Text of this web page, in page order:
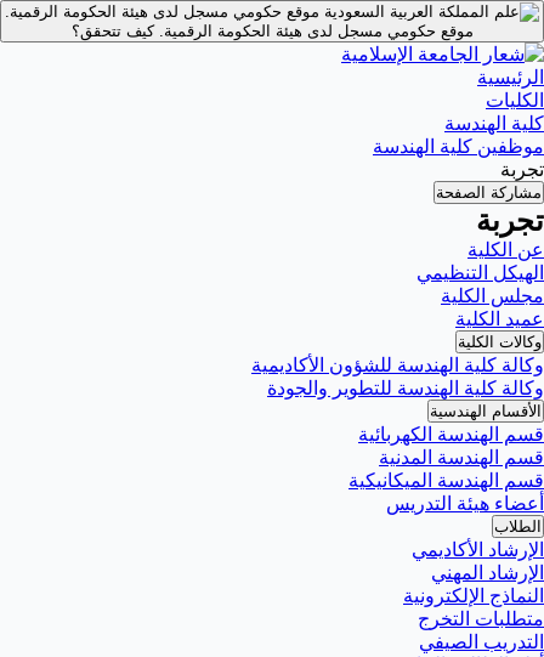
موقع حكومي مسجل لدى هيئة الحكومة الرقمية.
موقع حكومي مسجل لدى هيئة الحكومة الرقمية.كيف تتحقق؟
الرئيسية
الكليات
كلية الهندسة
موظفين كلية الهندسة
تجربة
مشاركة الصفحة
تجربة
عن الكلية
الهيكل التنظيمي
مجلس الكلية
عميد الكلية
وكالات الكلية
وكالة كلية الهندسة للشؤون الأكاديمية
وكالة كلية الهندسة للتطوير والجودة
الأقسام الهندسية
قسم الهندسة الكهربائية
قسم الهندسة المدنية
قسم الهندسة الميكانيكية
أعضاء هيئة التدريس
الطلاب
الإرشاد الأكاديمي
الإرشاد المهني
النماذج الإلكترونية
متطلبات التخرج
التدريب الصيفي